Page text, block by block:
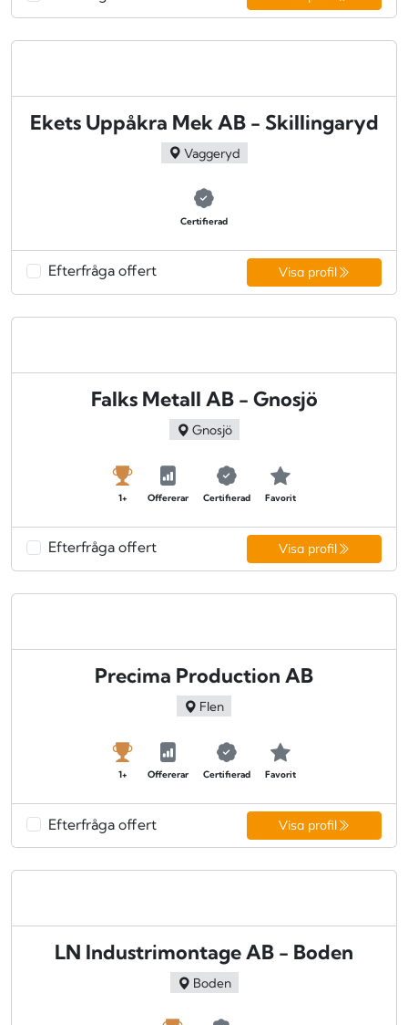
Ekets Uppåkra Mek AB - Skillingaryd
Vaggeryd
Certifierad
Efterfråga offert Visa profil
Falks Metall AB - Gnosjö
Gnosjö
1+ Offererar Certifierad Favorit
Efterfråga offert Visa profil
Precima Production AB
Flen
1+ Offererar Certifierad Favorit
Efterfråga offert Visa profil
LN Industrimontage AB - Boden
Boden